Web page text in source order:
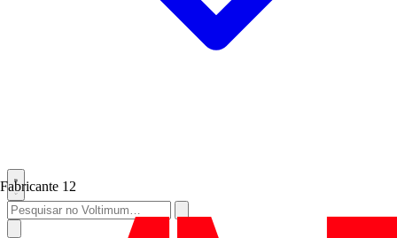
Fabricante 12